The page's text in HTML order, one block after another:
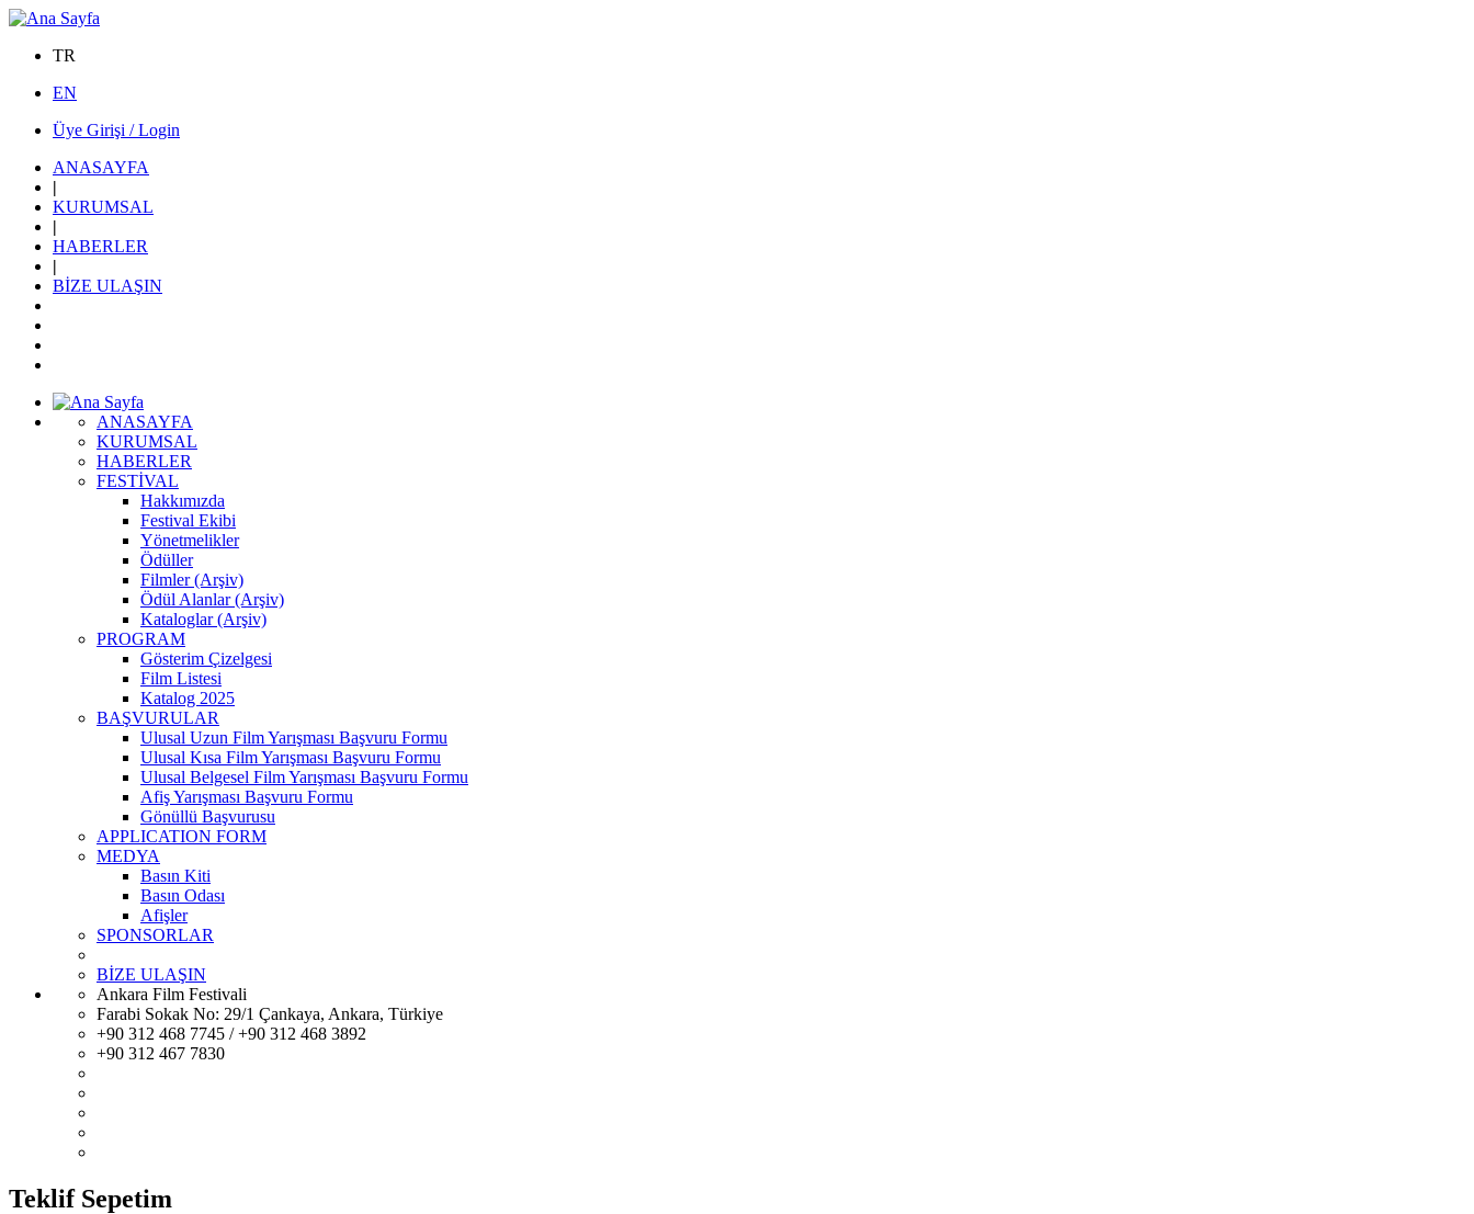
TR
EN
Üye Girişi / Login
ANASAYFA
|
KURUMSAL
|
HABERLER
|
BİZE ULAŞIN
ANASAYFA
KURUMSAL
HABERLER
FESTİVAL
Hakkımızda
Festival Ekibi
Yönetmelikler
Ödüller
Filmler (Arşiv)
Ödül Alanlar (Arşiv)
Kataloglar (Arşiv)
PROGRAM
Gösterim Çizelgesi
Film Listesi
Katalog 2025
BAŞVURULAR
Ulusal Uzun Film Yarışması Başvuru Formu
Ulusal Kısa Film Yarışması Başvuru Formu
Ulusal Belgesel Film Yarışması Başvuru Formu
Afiş Yarışması Başvuru Formu
Gönüllü Başvurusu
APPLICATION FORM
MEDYA
Basın Kiti
Basın Odası
Afişler
SPONSORLAR
BİZE ULAŞIN
Ankara Film Festivali
Farabi Sokak No: 29/1 Çankaya, Ankara, Türkiye
+90 312 468 7745 / +90 312 468 3892
+90 312 467 7830
Teklif Sepetim